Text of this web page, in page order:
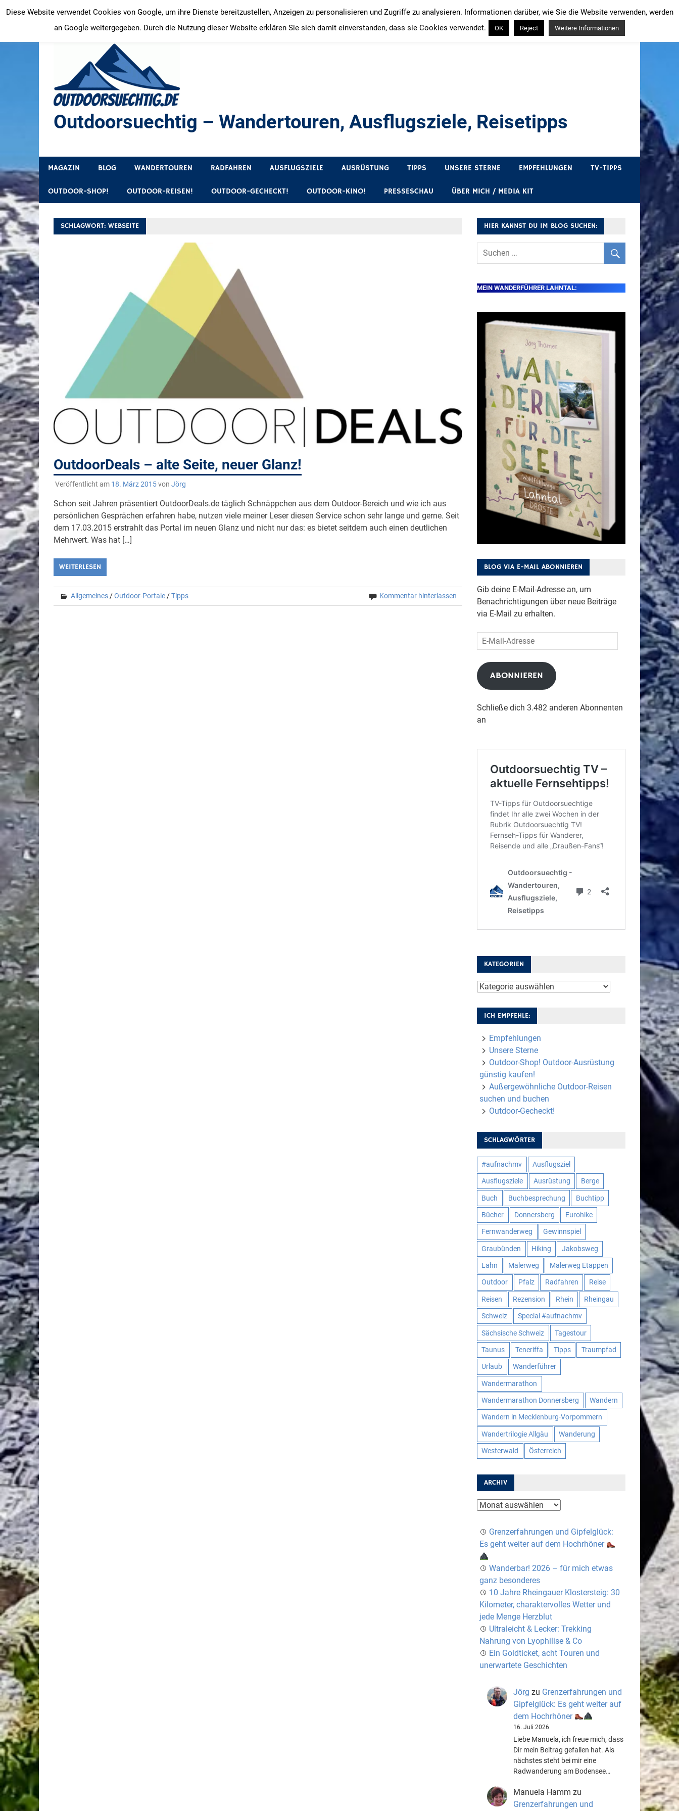
Inhalt
springen
Outdoorsuechtig – Wandertouren, Ausflugsziele, Reisetipps
MAGAZIN BLOG WANDERTOUREN RADFAHREN AUSFLUGSZIELE AUSRÜSTUNG TIPPS UNSERE STERNE EMPFEHLUNGEN TV-TIPPS
OUTDOOR-SHOP! OUTDOOR-REISEN! OUTDOOR-GECHECKT! OUTDOOR-KINO! PRESSESCHAU ÜBER MICH / MEDIA KIT
SCHLAGWORT: WEBSEITE
OutdoorDeals – alte Seite, neuer Glanz!
Veröffentlicht am 18. März 2015von Jörg
Schon seit Jahren präsentiert OutdoorDeals.de täglich Schnäppchen aus dem Outdoor-Bereich und wie ich aus
persönlichen Gesprächen erfahren habe, nutzen viele meiner Leser diesen Service schon sehr lange und gerne. Seit
dem 17.03.2015 erstrahlt das Portal im neuen Glanz und nicht nur das: es bietet seitdem auch einen deutlichen
Mehrwert. Was hat […]
WEITERLESEN
Allgemeines/Outdoor-Portale/Tipps Kommentar hinterlassen
HIER KANNST DU IM BLOG SUCHEN:
MEIN WANDERFÜHRER LAHNTAL:
BLOG VIA E-MAIL ABONNIEREN
Gib deine E-Mail-Adresse an, um
Benachrichtigungen über neue Beiträge
via E-Mail zu erhalten.
E-
Mail-
Adresse
ABONNIEREN
Schließe dich 3.482 anderen Abonnenten
an
KATEGORIEN
Kategorien
ICH EMPFEHLE:
Empfehlungen
Unsere Sterne
Outdoor-Shop! Outdoor-Ausrüstung
günstig kaufen!
Außergewöhnliche Outdoor-Reisen
suchen und buchen
Outdoor-Gecheckt!
SCHLAGWÖRTER
#aufnachmv Ausflugsziel
Ausflugsziele Ausrüstung Berge
Buch Buchbesprechung Buchtipp
Bücher Donnersberg Eurohike
Fernwanderweg Gewinnspiel
Graubünden Hiking Jakobsweg
Lahn Malerweg Malerweg Etappen
Outdoor Pfalz Radfahren Reise
Reisen Rezension Rhein Rheingau
Schweiz Special #aufnachmv
Sächsische Schweiz Tagestour
Taunus Teneriffa Tipps Traumpfad
Urlaub Wanderführer
Wandermarathon
Wandermarathon Donnersberg Wandern
Wandern in Mecklenburg-Vorpommern
Wandertrilogie Allgäu Wanderung
Westerwald Österreich
ARCHIV
Archiv
Grenzerfahrungen und Gipfelglück:
Es geht weiter auf dem Hochrhöner
Wanderbar! 2026 – für mich etwas
ganz besonderes
10 Jahre Rheingauer Klostersteig: 30
Kilometer, charaktervolles Wetter und
jede Menge Herzblut
Ultraleicht & Lecker: Trekking
Nahrung von Lyophilise & Co
Ein Goldticket, acht Touren und
unerwartete Geschichten
Jörg zu Grenzerfahrungen und
Gipfelglück: Es geht weiter auf
dem Hochrhöner
16. Juli 2026
Liebe Manuela, ich freue mich, dass
Dir mein Beitrag gefallen hat. Als
nächstes steht bei mir eine
Radwanderung am Bodensee…
Manuela Hamm zu
Grenzerfahrungen und
Diese Website verwendet Cookies von Google, um ihre Dienste bereitzustellen, Anzeigen zu personalisieren und Zugriffe zu analysieren. Informationen darüber, wie Sie die Website verwenden, werden
an Google weitergegeben. Durch die Nutzung dieser Website erklären Sie sich damit einverstanden, dass sie Cookies verwendet.
OK Reject Weitere Informationen